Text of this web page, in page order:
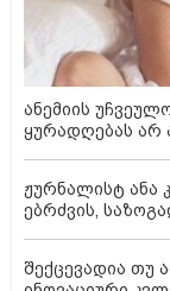
ანემიის
ყურადღებას არ
ჟურნალისტ ანა
ებრძვის,
შექცევადია თუ